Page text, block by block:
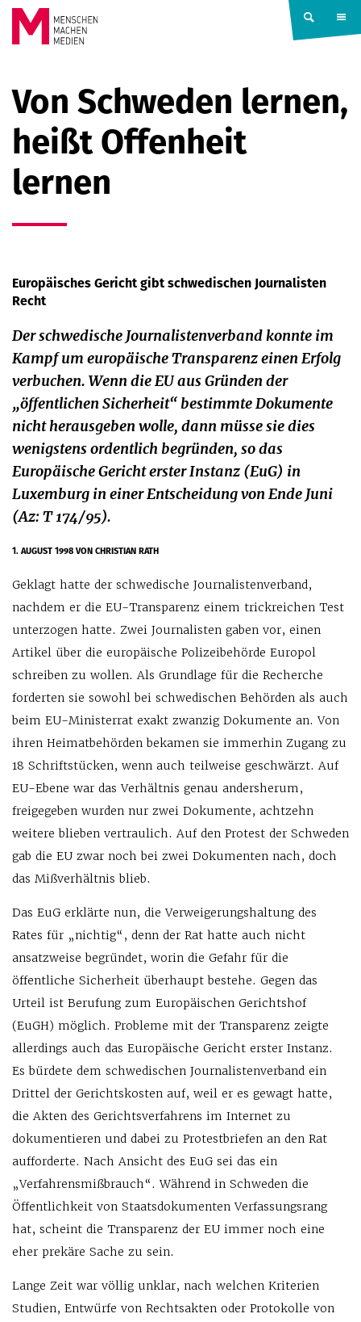
Springe zum Inhalt
MACHEN
MEDIEN
Von Schweden lernen,
heißt Offenheit
lernen
Europäisches Gericht gibt schwedischen Journalisten
Recht
Der schwedische Journalistenverband konnte im
Kampf um europäische Transparenz einen Erfolg
verbuchen. Wenn die EU aus Gründen der
„öffentlichen Sicherheit“ bestimmte Dokumente
nicht herausgeben wolle, dann müsse sie dies
wenigstens ordentlich begründen, so das
Europäische Gericht erster Instanz (EuG) in
Luxemburg in einer Entscheidung von Ende Juni
(Az: T 174/95).
1. AUGUST 1998VON CHRISTIAN RATH
Geklagt hatte der schwedische Journalistenverband,
nachdem er die EU-Transparenz einem trickreichen Test
unterzogen hatte. Zwei Journalisten gaben vor, einen
Artikel über die europäische Polizeibehörde Europol
schreiben zu wollen. Als Grundlage für die Recherche
forderten sie sowohl bei schwedischen Behörden als auch
beim EU-Ministerrat exakt zwanzig Dokumente an. Von
ihren Heimatbehörden bekamen sie immerhin Zugang zu
18 Schriftstücken, wenn auch teilweise geschwärzt. Auf
EU-Ebene war das Verhältnis genau andersherum,
freigegeben wurden nur zwei Dokumente, achtzehn
weitere blieben vertraulich. Auf den Protest der Schweden
gab die EU zwar noch bei zwei Dokumenten nach, doch
das Mißverhältnis blieb.
Das EuG erklärte nun, die Verweigerungshaltung des
Rates für „nichtig“, denn der Rat hatte auch nicht
ansatzweise begründet, worin die Gefahr für die
öffentliche Sicherheit überhaupt bestehe. Gegen das
Urteil ist Berufung zum Europäischen Gerichtshof
(EuGH) möglich. Probleme mit der Transparenz zeigte
allerdings auch das Europäische Gericht erster Instanz.
Es bürdete dem schwedischen Journalistenverband ein
Drittel der Gerichtskosten auf, weil er es gewagt hatte,
die Akten des Gerichtsverfahrens im Internet zu
dokumentieren und dabei zu Protestbriefen an den Rat
aufforderte. Nach Ansicht des EuG sei das ein
„Verfahrensmißbrauch“. Während in Schweden die
Öffentlichkeit von Staatsdokumenten Verfassungsrang
hat, scheint die Transparenz der EU immer noch eine
eher prekäre Sache zu sein.
Lange Zeit war völlig unklar, nach welchen Kriterien
Studien, Entwürfe von Rechtsakten oder Protokolle von